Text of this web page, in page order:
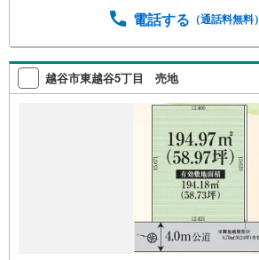
電話する （通話料無料）
越谷市東越谷5丁目 売地